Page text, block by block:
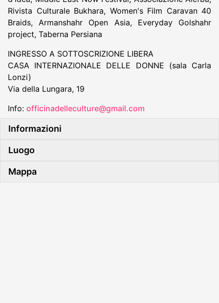
Rivista Culturale Bukhara, Women's Film Caravan 40
Braids, Armanshahr Open Asia, Everyday Golshahr
project, Taberna Persiana
INGRESSO A SOTTOSCRIZIONE LIBERA
CASA INTERNAZIONALE DELLE DONNE (sala Carla
Lonzi)
Via della Lungara, 19
Info: officinadelleculture@gmail.com
Informazioni
Luogo
Mappa